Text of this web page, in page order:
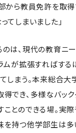
から教員免許を取
てしまいました」
は、現代の教育ニ
ムが拡張すればする
しまう。本来総合大
でき、多様なバッ
とのできる場。実
持つ他学部生は多